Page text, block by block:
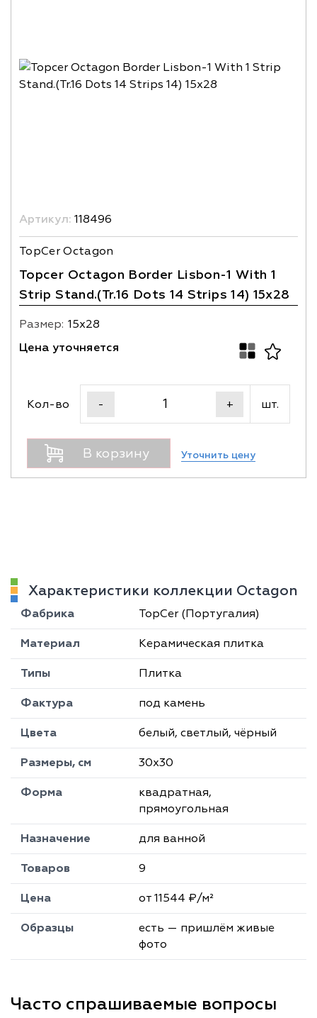
Артикул: 118496
TopCer Octagon
Topcer Octagon Border Lisbon-1 With 1
Strip Stand.(Tr.16 Dots 14 Strips 14) 15x28
Размер: 15х28
Цена уточняется
Кол-во - + шт.
В корзину Уточнить цену
Характеристики коллекции Octagon
Фабрика TopCer (Португалия)
Материал Керамическая плитка
Типы Плитка
Фактура под камень
Цвета белый, светлый, чёрный
Размеры, см 30х30
Форма
квадратная,
прямоугольная
Назначение для ванной
Товаров 9
Цена от 11544 ₽/м²
Образцы
есть — пришлём живые
фото
Часто спрашиваемые вопросы